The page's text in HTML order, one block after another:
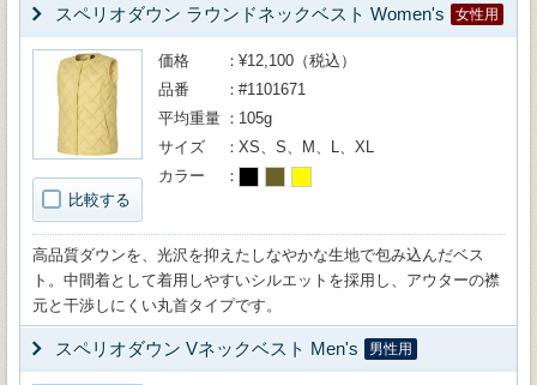
スペリオダウン ラウンドネックベスト Women's 女性用
比較する
価格
¥12,100（税込）
品番
#1101671
平均重量
105g
サイズ
XS、S、M、L、XL
カラー
高品質ダウンを、光沢を抑えたしなやかな生地で包み込んだベス
ト。中間着として着用しやすいシルエットを採用し、アウターの襟
元と干渉しにくい丸首タイプです。
スペリオダウン Vネックベスト Men's 男性用